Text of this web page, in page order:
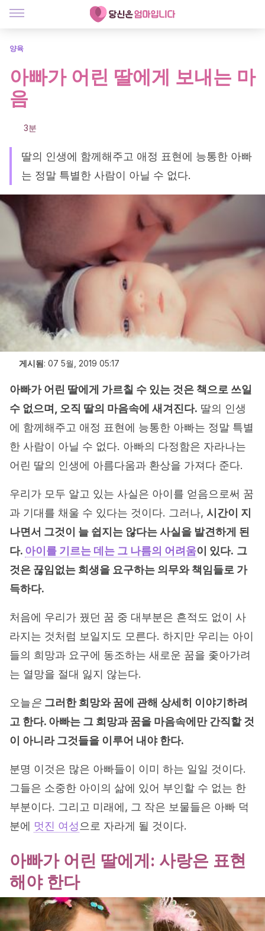
양육
아빠가 어린 딸에게 보내는 마
음
3분
딸의 인생에 함께해주고 애정 표현에 능통한 아빠
는 정말 특별한 사람이 아닐 수 없다.
게시됨: 07 5월, 2019 05:17
아빠가 어린 딸에게 가르칠 수 있는 것은 책으로 쓰일
수 없으며, 오직 딸의 마음속에 새겨진다. 딸의 인생
에 함께해주고 애정 표현에 능통한 아빠는 정말 특별
한 사람이 아닐 수 없다. 아빠의 다정함은 자라나는
어린 딸의 인생에 아름다움과 환상을 가져다 준다.
우리가 모두 알고 있는 사실은 아이를 얻음으로써 꿈
과 기대를 채울 수 있다는 것이다. 그러나, 시간이 지
나면서 그것이 늘 쉽지는 않다는 사실을 발견하게 된
다. 아이를 기르는 데는 그 나름의 어려움이 있다. 그
것은 끊임없는 희생을 요구하는 의무와 책임들로 가
득하다.
처음에 우리가 꿨던 꿈 중 대부분은 흔적도 없이 사
라지는 것처럼 보일지도 모른다. 하지만 우리는 아이
들의 희망과 요구에 동조하는 새로운 꿈을 좇아가려
는 열망을 절대 잃지 않는다.
오늘은 그러한 희망와 꿈에 관해 상세히 이야기하려
고 한다. 아빠는 그 희망과 꿈을 마음속에만 간직할 것
이 아니라 그것들을 이루어 내야 한다.
분명 이것은 많은 아빠들이 이미 하는 일일 것이다.
그들은 소중한 아이의 삶에 있어 부인할 수 없는 한
부분이다. 그리고 미래에, 그 작은 보물들은 아빠 덕
분에 멋진 여성 으로 자라게 될 것이다.
아빠가 어린 딸에게: 사랑은 표현
해야 한다